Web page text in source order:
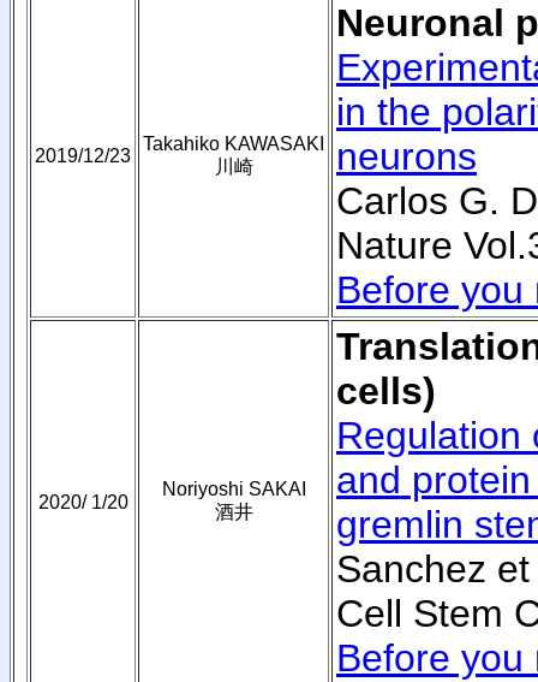
2019/12/23
Takahiko KAWASAKI
川崎
Neuronal
in the
neurons
Carlos G.
Nature
Before you
2020/ 1/20
Noriyoshi SAKAI
酒井
cells)
Regulation
and
gremlin
Sanchez
Cell Stem
Before you